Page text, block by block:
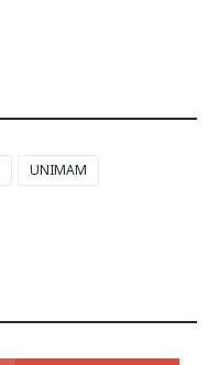
UNIMAM